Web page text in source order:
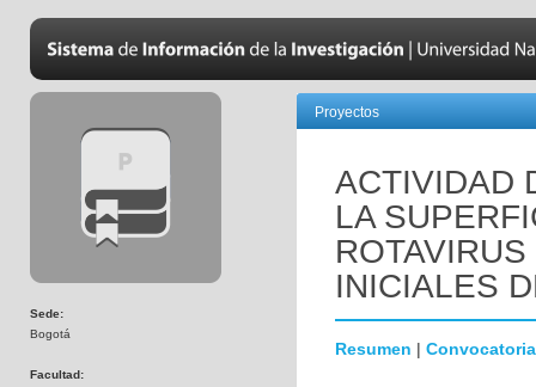
Sede:
Bogotá
Facultad:
Proyectos
ACTIVIDAD
LA
INICIALES
Resumen | Convocatoria